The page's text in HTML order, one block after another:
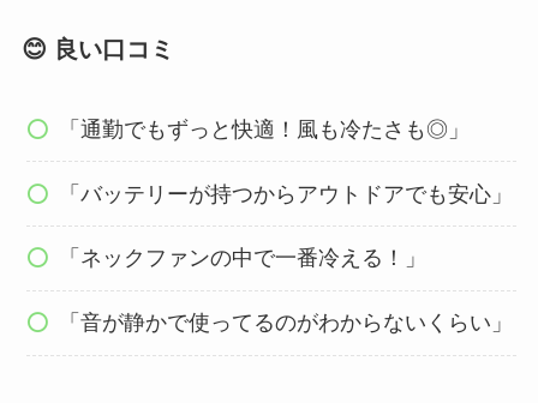
😊 良い口コミ
「通勤でもずっと快適！風も冷たさも◎」
「バッテリーが持つからアウトドアでも安心」
「ネックファンの中で一番冷える！」
「音が静かで使ってるのがわからないくらい」